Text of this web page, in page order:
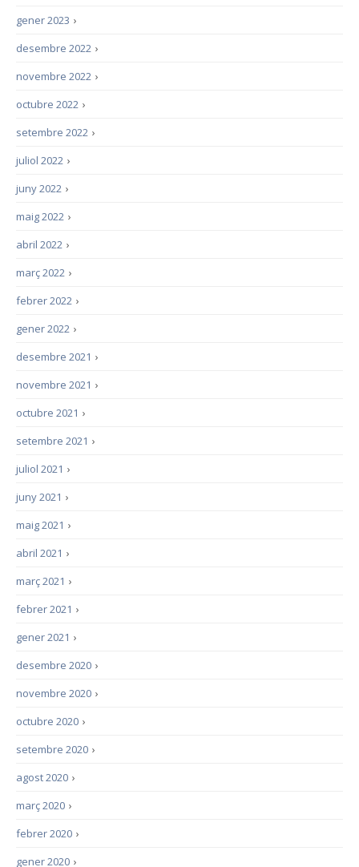
›
gener 2023
›
desembre 2022
›
novembre 2022
›
octubre 2022
›
setembre 2022
›
juliol 2022
›
juny 2022
›
maig 2022
›
abril 2022
›
març 2022
›
febrer 2022
›
gener 2022
›
desembre 2021
›
novembre 2021
›
octubre 2021
›
setembre 2021
›
juliol 2021
›
juny 2021
›
maig 2021
›
abril 2021
›
març 2021
›
febrer 2021
›
gener 2021
›
desembre 2020
›
novembre 2020
›
octubre 2020
›
setembre 2020
›
agost 2020
›
març 2020
›
febrer 2020
›
gener 2020